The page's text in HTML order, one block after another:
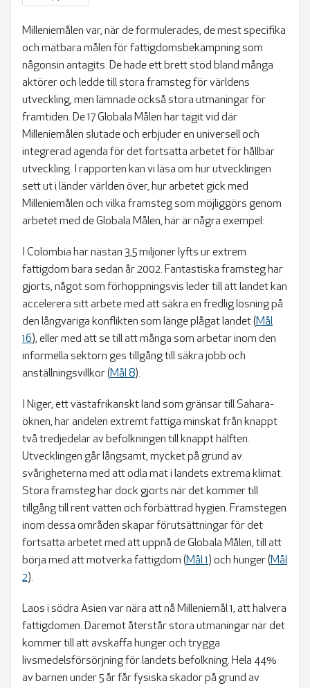
BLIR VÄRLDEN BÄTTRE?
Milleniemålen var, när de formulerades, de mest specifika
och mätbara målen för fattigdomsbekämpning som
någonsin antagits. De hade ett brett stöd bland många
aktörer och ledde till stora framsteg för världens
utveckling, men lämnade också stora utmaningar för
framtiden. De 17 Globala Målen har tagit vid där
Milleniemålen slutade och erbjuder en universell och
integrerad agenda för det fortsatta arbetet för hållbar
utveckling. I rapporten kan vi läsa om hur utvecklingen
sett ut i länder världen över, hur arbetet gick med
Milleniemålen och vilka framsteg som möjliggörs genom
arbetet med de Globala Målen, här är några exempel:
I Colombia har nästan 3,5 miljoner lyfts ur extrem
fattigdom bara sedan år 2002. Fantastiska framsteg har
gjorts, något som förhoppningsvis leder till att landet kan
accelerera sitt arbete med att säkra en fredlig lösning på
den långvariga konflikten som länge plågat landet (Mål
16), eller med att se till att många som arbetar inom den
informella sektorn ges tillgång till säkra jobb och
anställningsvillkor (Mål 8).
I Niger, ett västafrikanskt land som gränsar till Sahara-
öknen, har andelen extremt fattiga minskat från knappt
två tredjedelar av befolkningen till knappt hälften.
Utvecklingen går långsamt, mycket på grund av
svårigheterna med att odla mat i landets extrema klimat.
Stora framsteg har dock gjorts när det kommer till
tillgång till rent vatten och förbättrad hygien. Framstegen
inom dessa områden skapar förutsättningar för det
fortsatta arbetet med att uppnå de Globala Målen, till att
börja med att motverka fattigdom (Mål 1 ) och hunger (Mål
2).
Laos i södra Asien var nära att nå Milleniemål 1, att halvera
fattigdomen. Däremot återstår stora utmaningar när det
kommer till att avskaffa hunger och trygga
livsmedelsförsörjning för landets befolkning. Hela 44%
av barnen under 5 år får fysiska skador på grund av